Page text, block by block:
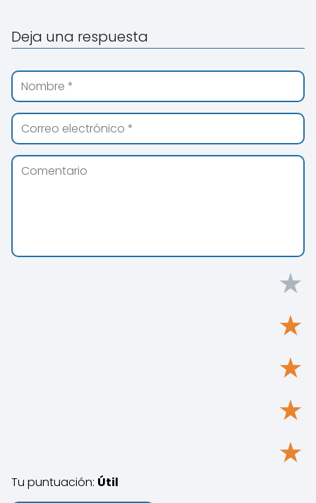
Deja una respuesta
★
★
★
★
★
Tu puntuación: Útil